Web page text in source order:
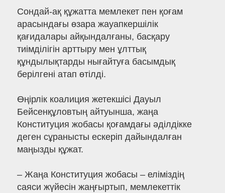
Сондай-ақ құжатта мемлекет пен қоғам
арасындағы өзара жауапкершілік
қағидалары айқындалғаны, басқару
тиімділігін арттыру мен ұлттық
құндылықтарды нығайтуға басымдық
берілгені атап өтілді.
Өңірлік коалиция жетекшісі Дауыл
Бейсенқұловтың айтуынша, жаңа
Конституция жобасы қоғамдағы әділдікке
деген сұранысты ескеріп дайындалған
маңызды құжат.
– Жаңа Конституция жобасы – еліміздің
саяси жүйесін жаңғыртып, мемлекеттік